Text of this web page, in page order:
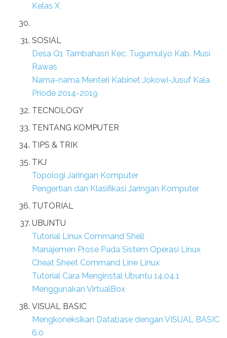
Kelas X
SOSIAL
Desa Q1 Tambahasri Kec. Tugumulyo Kab. Musi
Rawas
Nama-nama Menteri Kabinet Jokowi-Jusuf Kala
Priode 2014-2019
TECNOLOGY
TENTANG KOMPUTER
TIPS & TRIK
TKJ
Topologi Jaringan Komputer
Pengertian dan Klasifikasi Jaringan Komputer
TUTORIAL
UBUNTU
Tutorial Linux Command Shell
Manajemen Prose Pada Sistem Operasi Linux
Cheat Sheet Command Line Linux
Tutorial Cara Menginstal Ubuntu 14.04.1
Menggunakan VirtualBox
VISUAL BASIC
Mengkoneksikan Database dengan VISUAL BASIC
6.0